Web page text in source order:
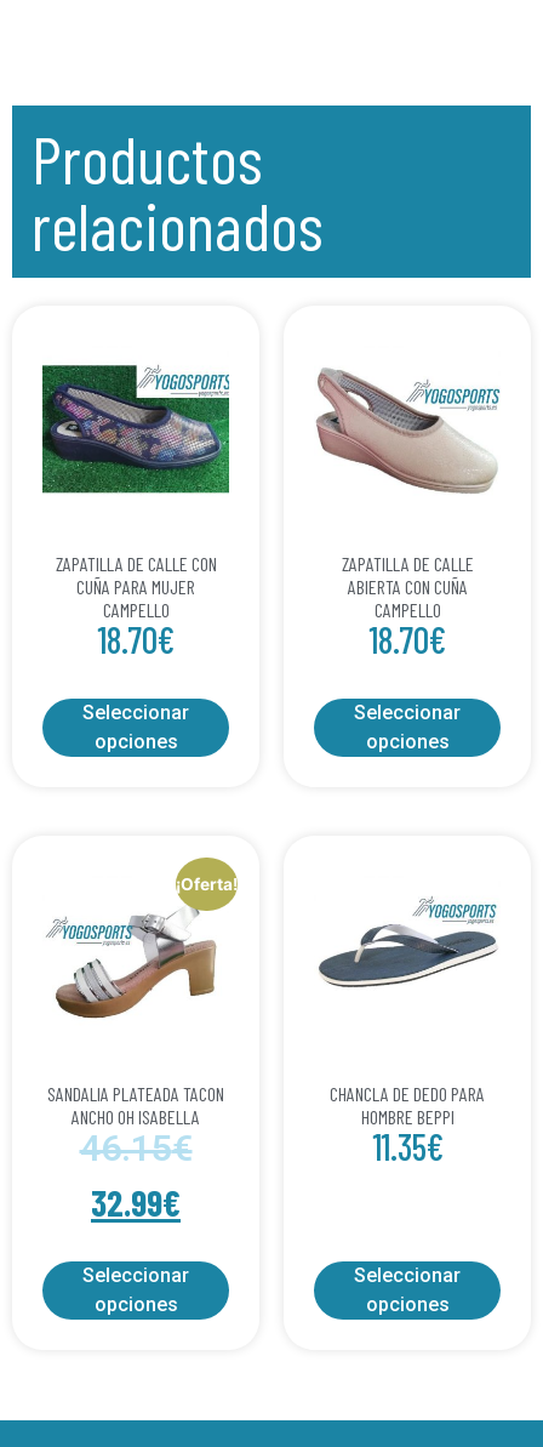
Productos
relacionados
ZAPATILLA DE CALLE CON
CUÑA PARA MUJER
CAMPELLO
18.70€
Seleccionar
opciones
ZAPATILLA DE CALLE
ABIERTA CON CUÑA
CAMPELLO
18.70€
Seleccionar
opciones
¡Oferta!
SANDALIA PLATEADA TACON
ANCHO OH ISABELLA
46.15€
32.99€
Seleccionar
opciones
CHANCLA DE DEDO PARA
HOMBRE BEPPI
11.35€
Seleccionar
opciones